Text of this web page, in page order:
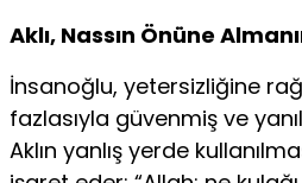
Aklı, Nassın Önüne
İnsanoğlu, yetersizliğine
fazlasıyla güvenmiş ve
Aklın yanlış yerde